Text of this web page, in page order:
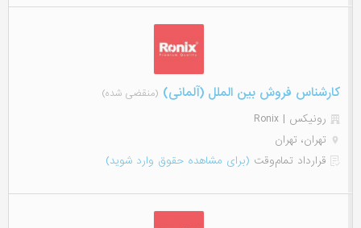
کارشناس فروش بین الملل (آلمانی) (منقضی شده)
رونیکس | Ronix
تهران، تهران
قرارداد تمام‌وقت (برای مشاهده حقوق وارد شوید)